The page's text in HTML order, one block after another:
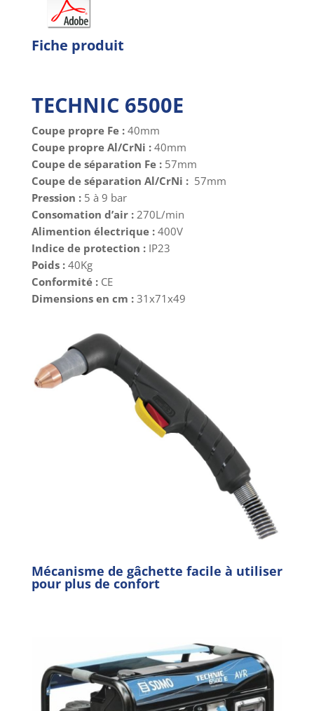
Fiche produit
TECHNIC 6500E
Coupe propre Fe :40mm
Coupe propre Al/CrNi : 40mm
Coupe de séparation Fe : 57mm
Coupe de séparation Al/CrNi : 57mm
Pression : 5 à 9 bar
Consomation d’air : 270L/min
Alimention électrique :400V
Indice de protection :IP23
Poids :40Kg
Conformité :CE
Dimensions en cm : 31x71x49
Mécanisme de gâchette facile à utiliser
pour plus de confort